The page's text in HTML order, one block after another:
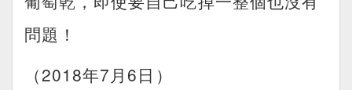
問題！
（2018年7月6日）